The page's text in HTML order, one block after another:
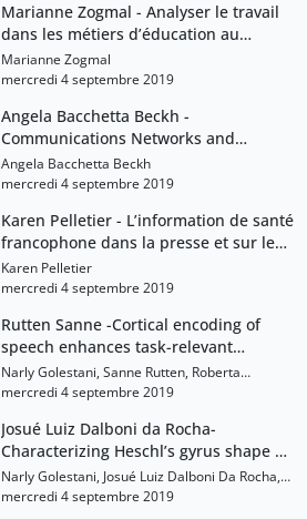
éducatrices de l’enfance
Marianne Zogmal - Analyser le travail
dans les métiers d’éducation au
prisme de la notion d’ostension
Marianne Zogmal
mercredi 4 septembre 2019
Angela Bacchetta Beckh -
Communications Networks and
Knowledge Management : the
innovation potential of Social Media
Angela Bacchetta Beckh
mercredi 4 septembre 2019
Karen Pelletier - L’information de santé
francophone dans la presse et sur les
médias sociaux : le cas de la
prévention et du contrôle des
Karen Pelletier
mercredi 4 septembre 2019
Rutten Sanne -Cortical encoding of
speech enhances task-relevant
acoustic information
Narly Golestani, Sanne Rutten, Roberta
Santoro, Elia Formisano, Alexis Hervais-
mercredi 4 septembre 2019
Josué Luiz Dalboni da Rocha-
Characterizing Heschl’s gyrus shape by
a Multivariate Concavity Amplitude
Index , , ,
Narly Golestani, Josué Luiz Dalboni Da Rocha,
Jan Benner, Peter Schneider
mercredi 4 septembre 2019